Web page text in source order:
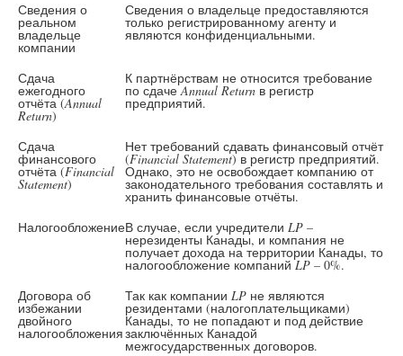
Сведения о
реальном
владельце
компании
Сведения о владельце предоставляются
только регистрированному агенту и
являются конфиденциальными.
Сдача
ежегодного
отчёта (Annual
Return)
К партнёрствам не относится требование
по сдачеAnnual Return в регистр
предприятий.
Сдача
финансового
отчёта (Financial
Statement)
Нет требований сдавать финансовый отчёт
(Financial Statement) в регистр предприятий.
Однако, это не освобождает компанию от
законодательного требования составлять и
хранить финансовые отчёты.
НалогообложениеВ случае, если учредители LP –
нерезиденты Канады, и компания не
получает дохода на территории Канады, то
налогообложение компанийLP – 0%.
Договора об
избежании
двойного
налогообложения
Так как компании LP не являются
резидентами (налогоплательщиками)
Канады, то не попадают и под действие
заключённых Канадой
межгосударственных договоров.